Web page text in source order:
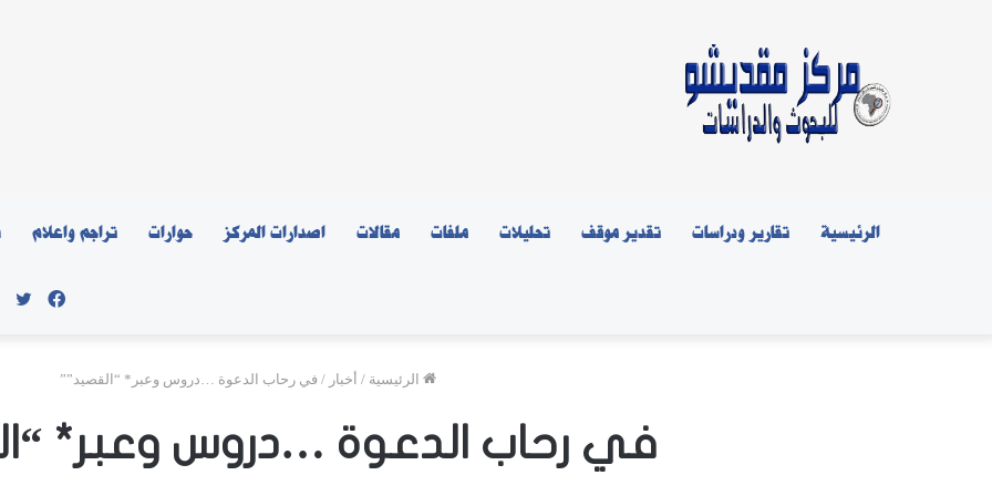
الرئيسية تقارير ودراسات تقدير موقف تحليلات ملفات مقالات اصدارات المركز حوارات تراجم واعلام
الرئيسية / أخبار / في رحاب الدعوة …دروس وعبر* “القصيد””
في رحاب الدعوة …دروس وعبر*